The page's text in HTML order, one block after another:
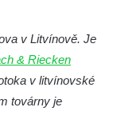
v Litvínově. Je
& Riecken
v litvínovské
továrny je